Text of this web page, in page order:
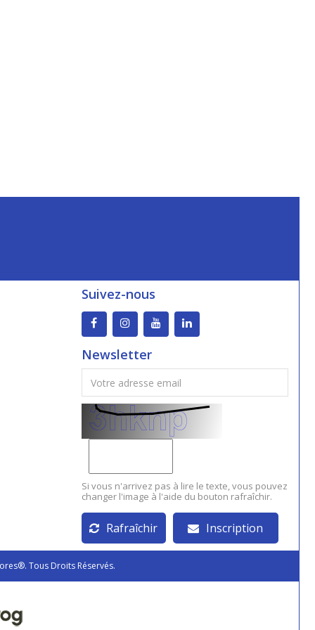
Suivez-nous
Newsletter
Si vous n'arrivez pas à lire le texte, vous pouvez
changer l'image à l'aide du bouton rafraîchir.
Rafraîchir Inscription
Tous Droits Réservés.